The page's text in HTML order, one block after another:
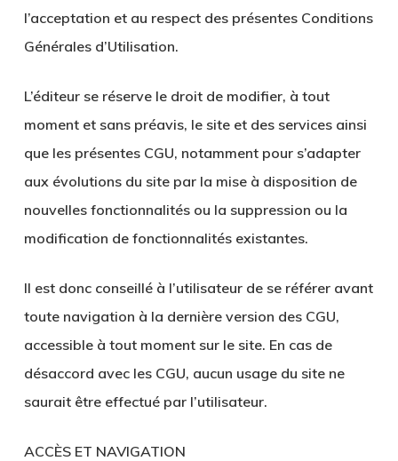
l’acceptation et au respect des présentes Conditions
Générales d’Utilisation.
L’éditeur se réserve le droit de modifier, à tout
moment et sans préavis, le site et des services ainsi
que les présentes CGU, notamment pour s’adapter
aux évolutions du site par la mise à disposition de
nouvelles fonctionnalités ou la suppression ou la
modification de fonctionnalités existantes.
Il est donc conseillé à l’utilisateur de se référer avant
toute navigation à la dernière version des CGU,
accessible à tout moment sur le site. En cas de
désaccord avec les CGU, aucun usage du site ne
saurait être effectué par l’utilisateur.
ACCÈS ET NAVIGATION